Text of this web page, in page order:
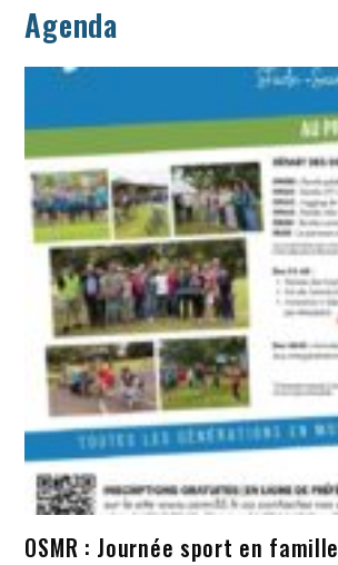
Agenda
OSMR : Journée sport en famille